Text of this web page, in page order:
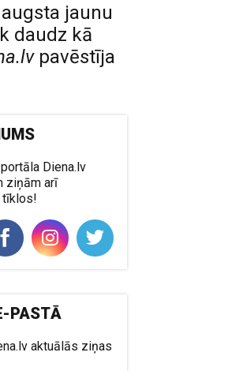
jaunu
daudz kā
pavēstīja
Diena.lv
ziņām arī
tīklos!
PASTĀ
aktuālās ziņas